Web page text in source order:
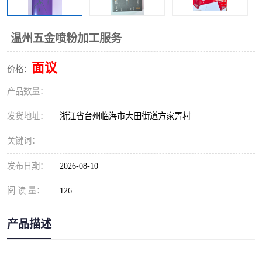
温州五金喷粉加工服务
价格： 面议
产品数量：
发货地址： 浙江省台州临海市大田街道方家弄村
关键词：
发布日期： 2026-08-10
阅 读 量： 126
产品描述